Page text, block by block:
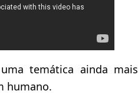
temática ainda mais
humano.